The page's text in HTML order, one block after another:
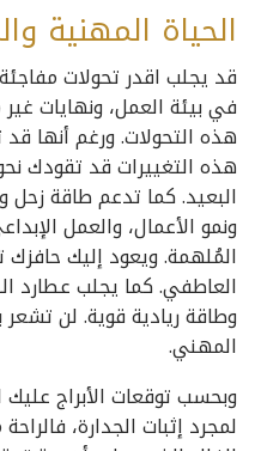
الحياة المهنية
قد يجلب اقدر تحولات
في بيئة العمل، ونهايات
هذه التحولات. ورغم أنها
هذه التغييرات قد تقودك
البعيد. كما تدعم طاقة زحل
ونمو الأعمال، والعمل
المُلهمة. ويعود إليك حافزك
العاطفي. كما يجلب عطارد
وطاقة ريادية قوية. لن تشعر
المهني.
وبحسب توقعات الأبراج
لمجرد إثبات الجدارة،